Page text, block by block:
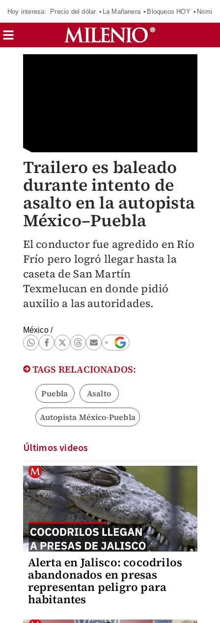
Hoy interesa: Precio del dólar La Mañanera Bloqueos HOY
Trailero es baleado
durante intento de
asalto en la autopista
México–Puebla
El conductor fue agredido en Río
Frío pero logró llegar hasta la
caseta de San Martín
Texmelucan en donde pidió
auxilio a las autoridades.
México/
TAGS RELACIONADOS:
Puebla Asalto
Autopista México-Puebla
Últimos videos
Alerta en Jalisco: cocodrilos
abandonados en presas
representan peligro para
habitantes